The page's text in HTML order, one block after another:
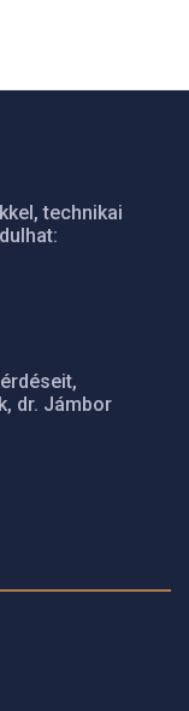
technikai
dr. Jámbor